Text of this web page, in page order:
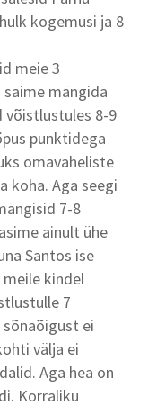
kogemusi ja 8
meie 3
mängida
võistlustules 8-9
punktidega
omavaheliste
koha. Aga seegi
7-8
ainult ühe
Santos ise
kindel
7
ei
välja ei
Aga hea on
Korraliku